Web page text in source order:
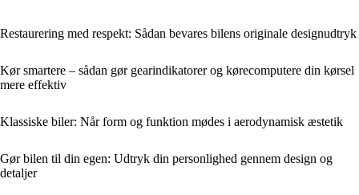
Restaurering med respekt: Sådan bevares bilens originale designudtryk
Kør smartere – sådan gør gearindikatorer og kørecomputere din kørsel
mere effektiv
Klassiske biler: Når form og funktion mødes i aerodynamisk æstetik
Gør bilen til din egen: Udtryk din personlighed gennem design og
detaljer